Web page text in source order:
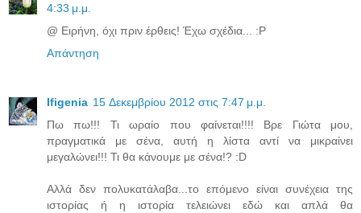
4:33 μ.μ.
@ Ειρήνη, όχι πριν έρθεις! Έχω σχέδια... :P
Απάντηση
Ifigenia 15 Δεκεμβρίου 2012 στις 7:47 μ.μ.
Πω πω!!! Τι ωραίο που φαίνεται!!!! Βρε Γιώτα μου,
πραγματικά με σένα, αυτή η λίστα αντί να μικραίνει
μεγαλώνει!!! Τι θα κάνουμε με σένα!? :D
Αλλά δεν πολυκατάλαβα...το επόμενο είναι συνέχεια της
ιστορίας ή η ιστορία τελειώνει εδώ και απλά θα